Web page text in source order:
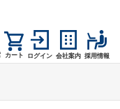
カート ログイン 会社案内 採用情報